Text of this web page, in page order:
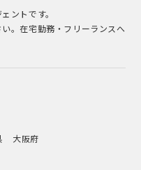
ントです。
。在宅勤務・フリーランスへ
大阪府